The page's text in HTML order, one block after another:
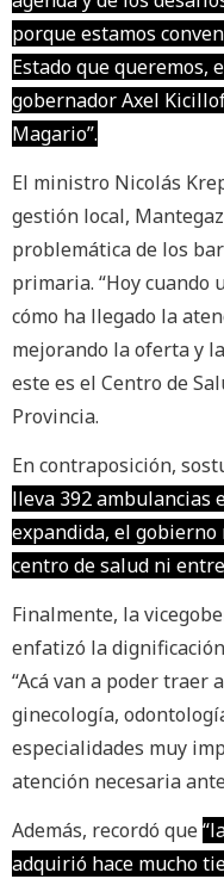
porque estamos
Estado que queremos,
gobernador Axel
Magario”.
El ministro Nicolás
gestión local,
problemática de los
primaria. “Hoy cuando
cómo ha llegado la
mejorando la oferta y
este es el Centro de
Provincia.
En contraposición,
lleva 392 ambulancias
expandida, el
centro de salud ni
Finalmente, la
enfatizó la
“Acá van a poder traer
ginecología,
especialidades muy
atención necesaria
Además, recordó que
adquirió hace mucho